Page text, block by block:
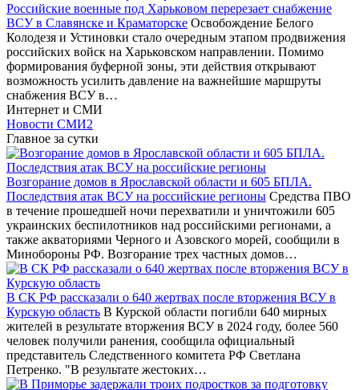
Российские военные под Харьковом перерезает снабжение
ВСУ в Славянске и Краматорске Освобождение Белого
Колодезя и Устиновки стало очередным этапом продвижения
российских войск на Харьковском направлении. Помимо
формирования буферной зоны, эти действия открывают
возможность усилить давление на важнейшие маршруты
снабжения ВСУ в…
Интернет и СМИ
Новости СМИ2
Главное за сутки
Возгорание домов в Ярославской области и 605 БПЛА.
Последствия атак ВСУ на российские регионы Средства ПВО
в течение прошедшей ночи перехватили и уничтожили 605
украинских беспилотников над российскими регионами, а
также акваториями Черного и Азовского морей, сообщили в
Минобороны РФ. Возгорание трех частных домов…
В СК РФ рассказали о 640 жертвах после вторжения ВСУ в
Курскую область В Курской области погибли 640 мирных
жителей в результате вторжения ВСУ в 2024 году, более 560
человек получили ранения, сообщила официальный
представитель Следственного комитета РФ Светлана
Петренко. "В результате жестоких…